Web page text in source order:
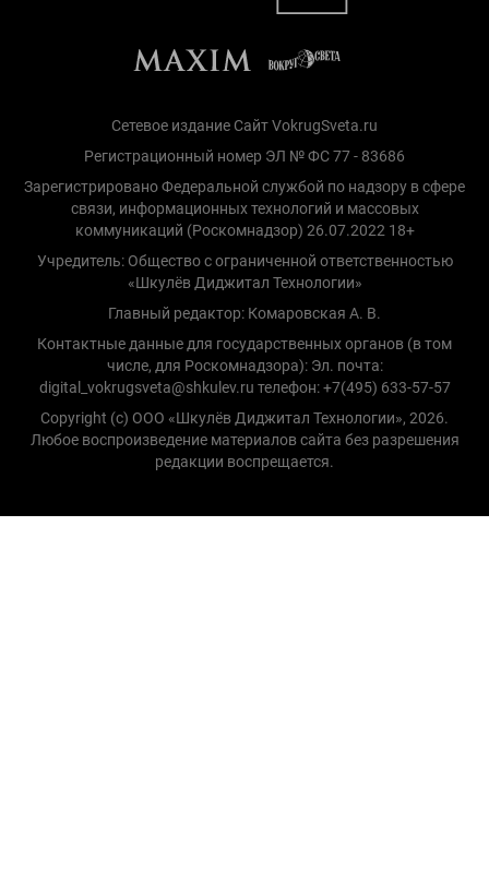
Сетевое издание Сайт VokrugSveta.ru
Регистрационный номер ЭЛ № ФС 77 - 83686
Зарегистрировано Федеральной службой по надзору в сфере
связи, информационных технологий и массовых
коммуникаций (Роскомнадзор) 26.07.2022 18+
Учредитель: Общество с ограниченной ответственностью
«Шкулёв Диджитал Технологии»
Главный редактор: Комаровская А. В.
Контактные данные для государственных органов (в том
числе, для Роскомнадзора): Эл. почта:
digital_vokrugsveta@shkulev.ru телефон: +7(495) 633-57-57
Copyright (с) ООО «Шкулёв Диджитал Технологии», 2026.
Любое воспроизведение материалов сайта без разрешения
редакции воспрещается.